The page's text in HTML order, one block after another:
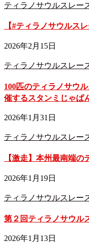
ティラノサウルスレー
【#ティラノサウルス
2026年2月15日
ティラノサウルスレー
100匹のティラノサウ
催するスタンミじゃぱ
2026年1月31日
ティラノサウルスレー
【激走】本州最南端
2026年1月19日
ティラノサウルスレー
第２回ティラノサウ
2026年1月13日